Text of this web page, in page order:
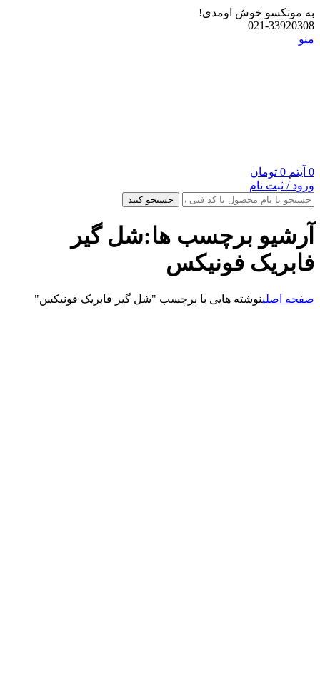
به موتکسو خوش اومدی!
021-33920308
منو
0 آیتم 0 تومان
ورود / ثبت نام
جستجو کنید
آرشیو برچسب ها:شل گیر
فابریک فونیکس
صفحه اصلینوشته هایی با برچسب "شل گیر فابریک فونیکس"